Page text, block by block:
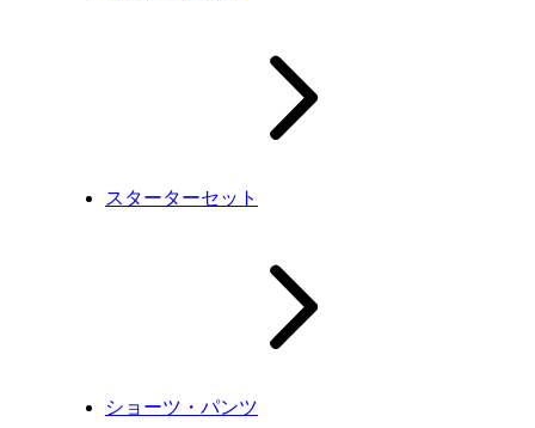
スターターセット
ショーツ・パンツ